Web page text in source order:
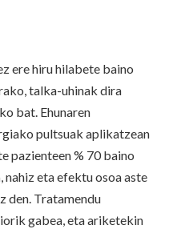
ere hiru hilabete baino
talka-uhinak dira
bat. Ehunaren
pultsuak aplikatzean
pazienteen % 70 baino
eta efektu osoa aste
den. Tratamendu
gabea, eta ariketekin